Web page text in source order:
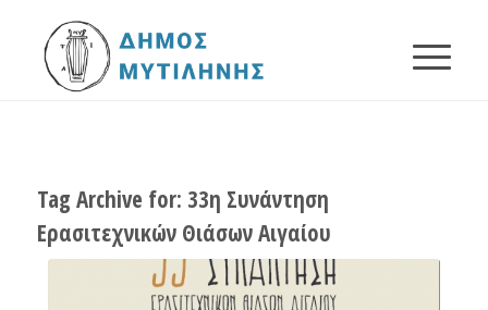
Tag Archive for: 33η Συνάντηση
Ερασιτεχνικών Θιάσων Αιγαίου